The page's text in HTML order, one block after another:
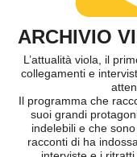
ARCHIVIO
L’attualità viola, il
collegamenti e
Il programma che
suoi grandi
indelebili e che
racconti di ha